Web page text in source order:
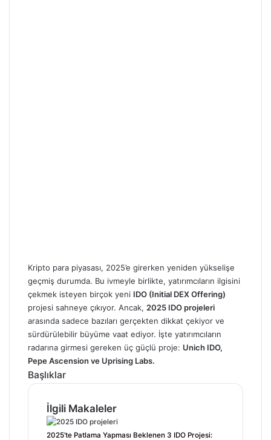
Kripto para piyasası, 2025’e girerken yeniden yükselişe
geçmiş durumda. Bu ivmeyle birlikte, yatırımcıların ilgisini
çekmek isteyen birçok yeni IDO (Initial DEX Offering)
projesi sahneye çıkıyor. Ancak, 2025 IDO projeleri
arasında sadece bazıları gerçekten dikkat çekiyor ve
sürdürülebilir büyüme vaat ediyor. İşte yatırımcıların
radarına girmesi gereken üç güçlü proje: Unich IDO,
Pepe Ascension ve Uprising Labs.
Başlıklar
İlgili Makaleler
2025’te Patlama Yapması Beklenen 3 IDO Projesi: